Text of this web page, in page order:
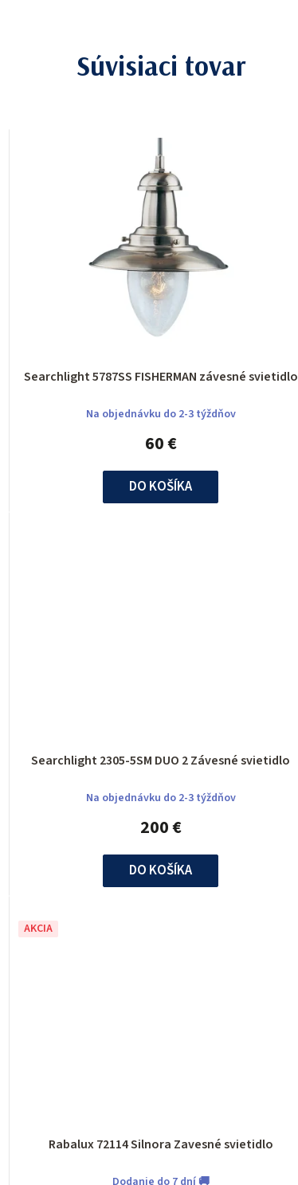
Súvisiaci tovar
Searchlight 5787SS FISHERMAN závesné svietidlo
Na objednávku do 2-3 týždňov
60 €
DO KOŠÍKA
Searchlight 2305-5SM DUO 2 Závesné svietidlo
Na objednávku do 2-3 týždňov
200 €
DO KOŠÍKA
AKCIA
Rabalux 72114 Silnora Zavesné svietidlo
Dodanie do 7 dní 🚚